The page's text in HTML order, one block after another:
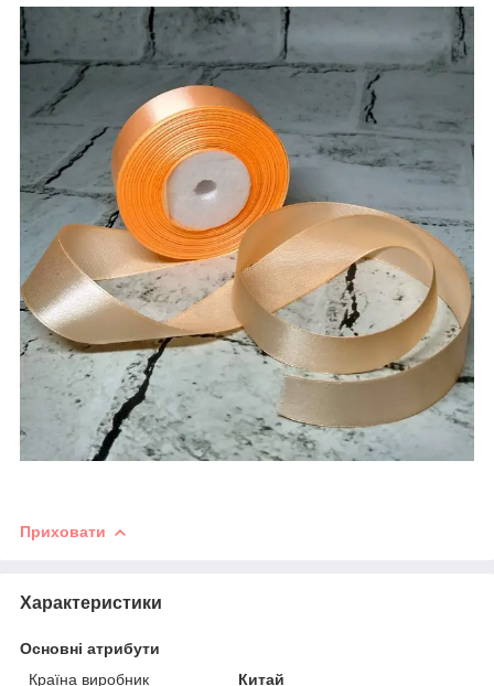
Приховати
Характеристики
Основні атрибути
Країна виробник
Китай